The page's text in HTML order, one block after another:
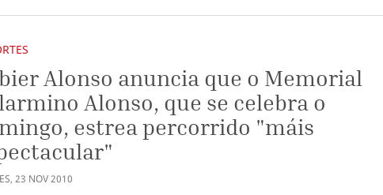
Alonso anuncia que o Memorial
Alonso, que se celebra o
estrea percorrido "máis
,23 NOV2010